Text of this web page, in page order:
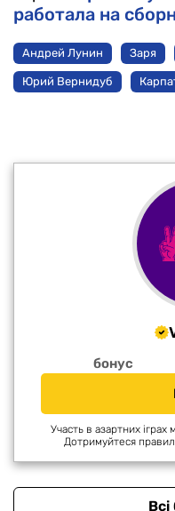
работала на
Андрей Лунин Заря
Юрий Вернидуб
бонус
Участь в азартних іграх
Дотримуйтеся правил